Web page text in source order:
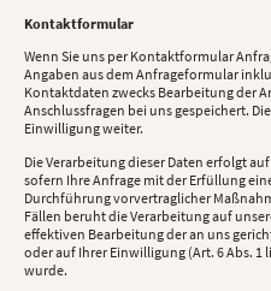
Kontaktformular
Wenn Sie uns per Kontaktformular
Angaben aus dem Anfrageformular
Kontaktdaten zwecks Bearbeitung der
Anschlussfragen bei uns gespeichert.
Einwilligung weiter.
Die Verarbeitung dieser Daten erfolgt auf
sofern Ihre Anfrage mit der Erfüllung
Durchführung vorvertraglicher
Fällen beruht die Verarbeitung auf
effektiven Bearbeitung der an uns
oder auf Ihrer Einwilligung (Art. 6 Abs. 1
wurde.